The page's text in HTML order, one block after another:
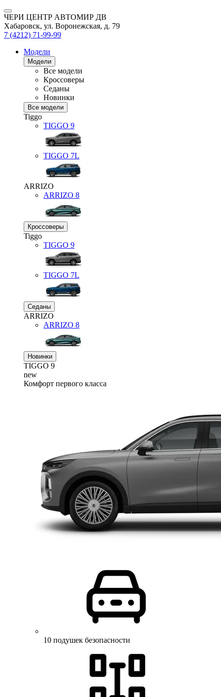
ЧЕРИ ЦЕНТР АВТОМИР ДВ
Хабаровск, ул. Воронежская, д. 79
7 (4212) 71-99-99
Модели
Модели
Все модели
Кроссоверы
Седаны
Новинки
Все модели
Tiggo
TIGGO 9
TIGGO 7L
ARRIZO
ARRIZO 8
Кроссоверы
Tiggo
TIGGO 9
TIGGO 7L
Седаны
ARRIZO
ARRIZO 8
Новинки
TIGGO 9
new
Комфорт первого класса
10 подушек безопасности